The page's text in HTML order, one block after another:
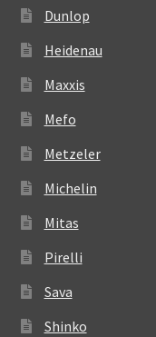
Dunlop
Heidenau
Maxxis
Mefo
Metzeler
Michelin
Mitas
Pirelli
Sava
Shinko